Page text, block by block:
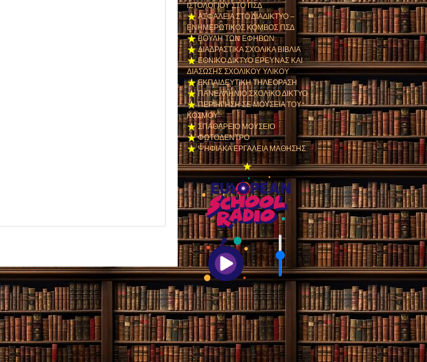
ΙΣΤΟΛΟΓΙΟΥ ΣΤΟ ΠΣΔ
ΑΣΦΑΛΕΙΑ ΣΤΟ ΔΙΑΔΙΚΤΥΟ –
ΕΝΗΜΕΡΩΤΙΚΟΣ ΚΟΜΒΟΣ ΠΣΔ
ΒΟΥΛΗ ΤΩΝ ΕΦΗΒΩΝ
ΔΙΑΔΡΑΣΤΙΚΑ ΣΧΟΛΙΚΑ ΒΙΒΛΙΑ
ΕΘΝΙΚΟ ΔΙΚΤΥΟ ΕΡΕΥΝΑΣ ΚΑΙ
ΔΙΑΣΩΣΗΣ ΣΧΟΛΙΚΟΥ ΥΛΙΚΟΥ
ΕΚΠΑΙΔΕΥΤΙΚΗ ΤΗΛΕΟΡΑΣΗ
ΠΑΝΕΛΛΗΝΙΟ ΣΧΟΛΙΚΟ ΔΙΚΤΥΟ
ΠΕΡΙΗΓΗΣΗ ΣΕ ΜΟΥΣΕΙΑ ΤΟΥ
ΚΟΣΜΟΥ
ΣΠΑΘΑΡΕΙΟ ΜΟΥΣΕΙΟ
ΦΩΤΟΔΕΝΤΡΟ
ΨΗΦΙΑΚΑ ΕΡΓΑΛΕΙΑ ΜΑΘΗΣΗΣ